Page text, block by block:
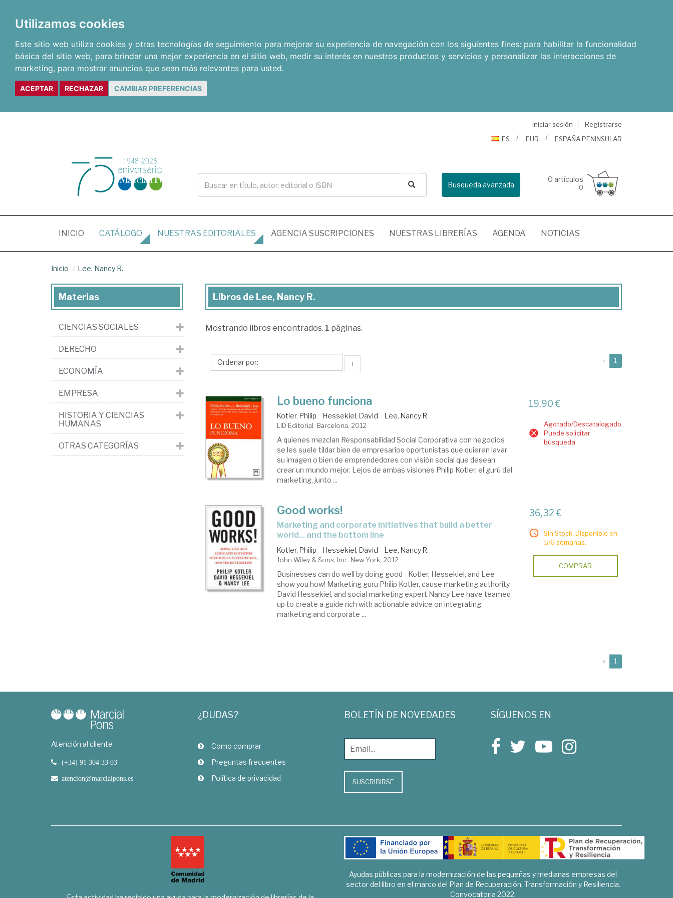
Utilizamos cookies
Este sitio web utiliza cookies y otras tecnologías de seguimiento para mejorar su experiencia de navegación con los siguientes fines: para habilitar la funcionalidad
básica del sitio web, para brindar una mejor experiencia en el sitio web, medir su interés en nuestros productos y servicios y personalizar las interacciones de
marketing, para mostrar anuncios que sean más relevantes para usted.
ACEPTAR RECHAZAR CAMBIAR PREFERENCIAS
Iniciar sesión
Registrarse
ES
EUR ESPAÑA PENINSULAR
Busqueda avanzada
0 artículos
0
INICIO (CURRENT)
CATÁLOGO NUESTRAS EDITORIALES AGENCIA SUSCRIPCIONES NUESTRAS LIBRERÍAS AGENDA NOTICIAS
Inicio Lee, Nancy R.
Libros
Lee,
Libros de Lee, Nancy R.
Mostrando libros encontrados. 1 páginas.
↑ « 1
Lo bueno funciona
Kotler, Philip Hessekiel, David Lee, Nancy R.
LID Editorial. Barcelona, 2012
A quienes mezclan Responsabilidad Social Corporativa con negocios
se les suele tildar bien de empresarios oportunistas que quieren lavar
su imagen o bien de emprendedores con visión social que desean
crear un mundo mejor. Lejos de ambas visiones Philip Kotler, el gurú del
marketing, junto ...
19,90 €
Agotado/Descatalogado.
Puede solicitar
búsqueda.
Good works!
marketing and corporate initiatives that build a better
world... and the bottom line
Kotler, Philip Hessekiel, David Lee, Nancy R.
John Wiley & Sons, Inc.. New York, 2012
Businesses can do well by doing good - Kotler, Hessekiel, and Lee
show you how! Marketing guru Philip Kotler, cause marketing authority
David Hessekiel, and social marketing expert Nancy Lee have teamed
up to create a guide rich with actionable advice on integrating
marketing and corporate ...
36,32 €
Sin Stock. Disponible en
5/6 semanas.
COMPRAR
« 1
Materias
CIENCIAS SOCIALES
DERECHO
ECONOMÍA
EMPRESA
HISTORIA Y CIENCIAS
HUMANAS
OTRAS CATEGORÍAS
Atención al cliente
(+34) 91 304 33 03
atencion@marcialpons.es
¿DUDAS?
Como comprar
Preguntas frecuentes
Política de privacidad
BOLETÍN DE NOVEDADES
SUSCRIBIRSE
SÍGUENOS EN
Ayudas públicas para la modernización de las pequeñas y medianas empresas del
sector del libro en el marco del Plan de Recuperación, Transformación y Resiliencia.
Convocatoria 2022.